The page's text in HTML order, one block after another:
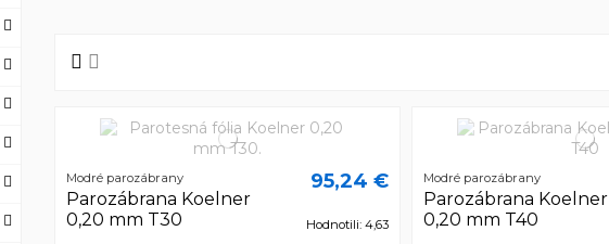
Modré parozábrany
Parozábrana Koelner
0,20 mm T30
95,24 €
Hodnotili: 4,63
Modré parozábrany
Parozábrana Koelner
0,20 mm T40